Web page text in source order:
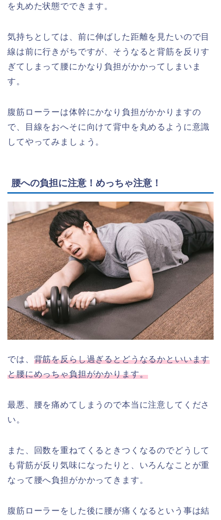
を丸めた状態でできます。
気持ちとしては、前に伸ばした距離を見たいので目
線は前に行きがちですが、そうなると背筋を反りす
ぎてしまって腰にかなり負担がかかってしまいま
す。
腹筋ローラーは体幹にかなり負担がかかりますの
で、目線をおへそに向けて背中を丸めるように意識
してやってみましょう。
腰への負担に注意！めっちゃ注意！
では、 背筋を反らし過ぎるとどうなるかといいます
と腰にめっちゃ負担がかかります。
最悪、腰を痛めてしまうので本当に注意してくださ
い。
また、回数を重ねてくるときつくなるのでどうして
も背筋が反り気味になったりと、いろんなことが重
なって腰へ負担がかかってきます。
腹筋ローラーをした後に腰が痛くなるという事は結